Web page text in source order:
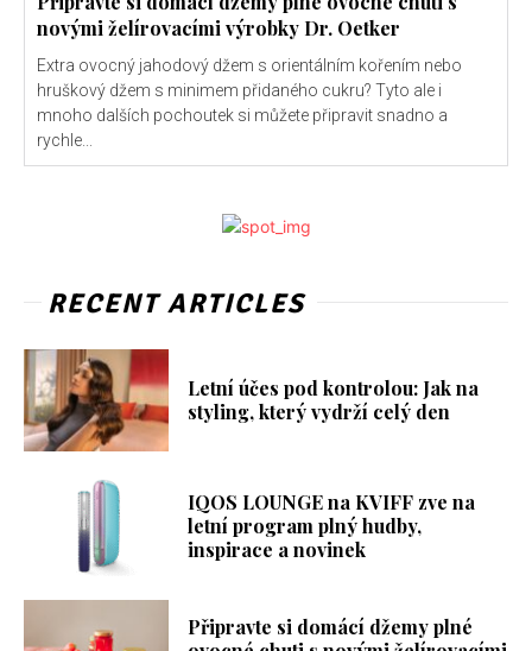
novými želírovacími výrobky Dr. Oetker
Extra ovocný jahodový džem s orientálním kořením nebo
hruškový džem s minimem přidaného cukru? Tyto ale i
mnoho dalších pochoutek si můžete připravit snadno a
rychle...
RECENT ARTICLES
Letní účes pod kontrolou: Jak na
styling, který vydrží celý den
IQOS LOUNGE na KVIFF zve na
letní program plný hudby,
inspirace a novinek
Připravte si domácí džemy plné